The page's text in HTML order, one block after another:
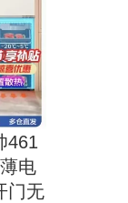
461
电
门无